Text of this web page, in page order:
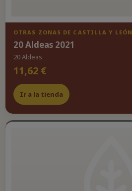
OTRAS ZONAS DE CASTILLA Y LEÓN
20 Aldeas 2021
20 Aldeas
11,62 €
Ir a la tienda